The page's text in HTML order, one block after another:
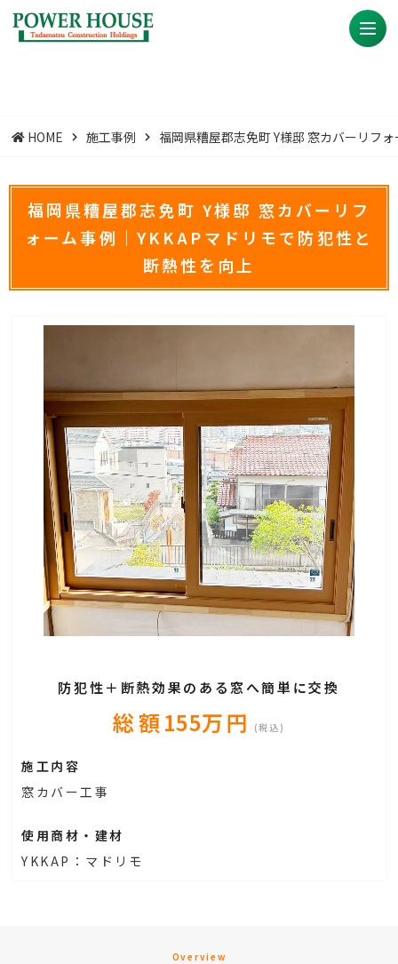
HOME 施工事例 福岡県糟屋郡志免町 Y様邸 窓カバーリフ
福岡県糟屋郡志免町 Y様邸 窓カバーリフ
ォーム事例｜YKKAPマドリモで防犯性と
断熱性を向上
防犯性＋断熱効果のある窓へ簡単に交換
総額 155万円 (税込)
施工内容
窓カバー工事
使用商材・建材
YKKAP：マドリモ
Overview